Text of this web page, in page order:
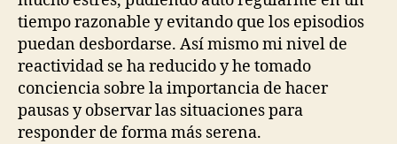
tiempo razonable y evitando que los episodios
puedan desbordarse. Así mismo mi nivel de
reactividad se ha reducido y he tomado
conciencia sobre la importancia de hacer
pausas y observar las situaciones para
responder de forma más serena.